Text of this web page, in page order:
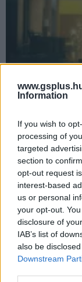
Information
If you wish to
processing of
targeted
section to
opt-out request
interest-based
us or personal
your opt-out.
disclosure of
IAB’s list of
also be
Downstream
Control filmet
Rengeteg más
javára írhatjuk,
Később pedig
születhetnek.